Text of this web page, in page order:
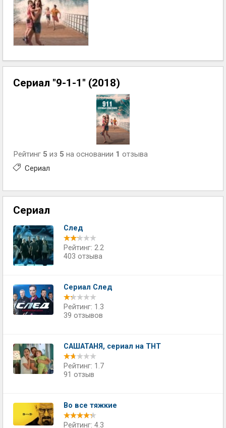
Сериал "9-1-1" (2018)
Рейтинг 5 из 5 на основании 1 отзыва
Сериал
Сериал
След
Рейтинг: 2.2
403 отзыва
Сериал След
Рейтинг: 1.3
39 отзывов
САШАТАНЯ, сериал на ТНТ
Рейтинг: 1.7
91 отзыв
Во все тяжкие
Рейтинг: 4.3